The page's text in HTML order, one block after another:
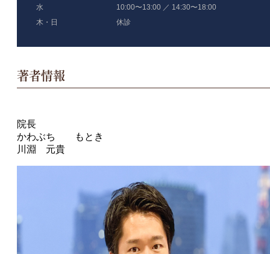
水
10:00〜13:00 ／ 14:30〜18:00
木・日
休診
著者情報
院長
かわぶち もとき
川淵 元貴